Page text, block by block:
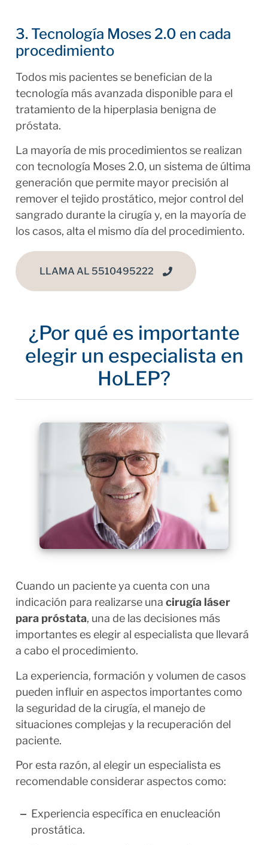
3. Tecnología Moses 2.0 en cada
procedimiento
Todos mis pacientes se benefician de la
tecnología más avanzada disponible para el
tratamiento de la hiperplasia benigna de
próstata.
La mayoría de mis procedimientos se realizan
con tecnología Moses 2.0, un sistema de última
generación que permite mayor precisión al
remover el tejido prostático, mejor control del
sangrado durante la cirugía y, en la mayoría de
los casos, alta el mismo día del procedimiento.
LLAMA AL 5510495222
¿Por qué es importante
elegir un especialista en
HoLEP?
Cuando un paciente ya cuenta con una
indicación para realizarse una cirugía láser
para próstata, una de las decisiones más
importantes es elegir al especialista que llevará
a cabo el procedimiento.
La experiencia, formación y volumen de casos
pueden influir en aspectos importantes como
la seguridad de la cirugía, el manejo de
situaciones complejas y la recuperación del
paciente.
Por esta razón, al elegir un especialista es
recomendable considerar aspectos como:
Experiencia específica en enucleación
prostática.